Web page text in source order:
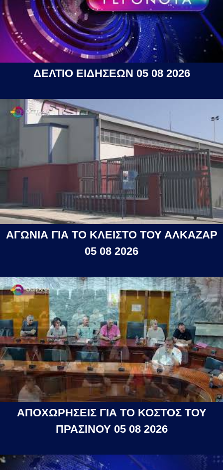
ΔΕΛΤΙΟ ΕΙΔΗΣΕΩΝ 05 08 2026
ΑΓΩΝΙΑ ΓΙΑ ΤΟ ΚΛΕΙΣΤΟ ΤΟΥ ΑΛΚΑΖΑΡ
05 08 2026
ΑΠΟΧΩΡΗΣΕΙΣ ΓΙΑ ΤΟ ΚΟΣΤΟΣ ΤΟΥ
ΠΡΑΣΙΝΟΥ 05 08 2026